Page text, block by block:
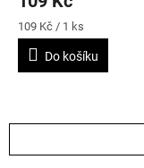
je
2,0
z
hvězdiček.
Měrná
cena:
109 Kč / 1 ks
Do košíku